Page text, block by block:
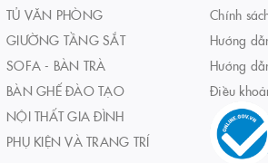
TỦ VĂN PHÒNG
GIƯỜNG TẦNG SẮT
SOFA - BÀN TRÀ
BÀN GHẾ ĐÀO TẠO
NỘI THẤT GIA ĐÌNH
PHỤ KIỆN VÀ TRANG TRÍ
Chính
Hướng
Hướng
Điều